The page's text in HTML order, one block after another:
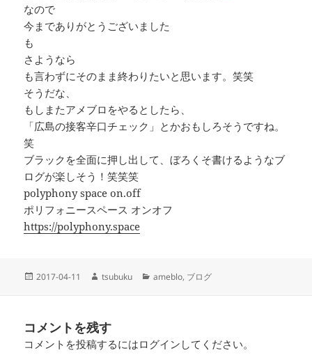
なので
今までありがとうございました
も
さようなら
も言わずにそのまま終わりたいと思います。笑笑
そうだな、
もしまたアメブロをやるとしたら、
「広島の接客辛口チェック」とかおもしろそうですね。
笑
ブラックを全面に押し出して、ぼろくそ書けるようなブ
ログが楽しそう！笑笑笑
polyphony space on.off
ポリフォニースペース オンオフ
https://polyphony.space
投
2017-04-11
作
tsubuku
カ
ameblo, ブログ
コメントを残す
コメントを投稿するにはログイン してください。